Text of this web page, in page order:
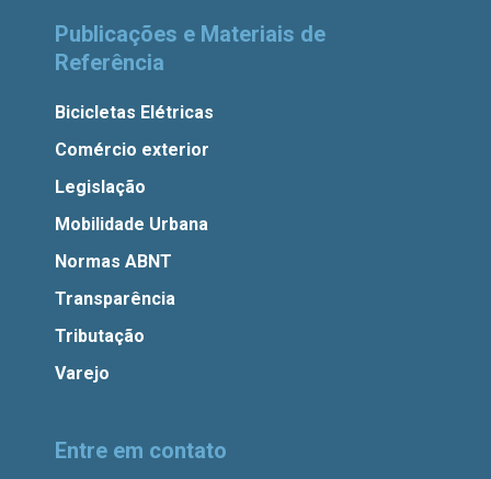
Publicações e Materiais de
Referência
Bicicletas Elétricas
Comércio exterior
Legislação
Mobilidade Urbana
Normas ABNT
Transparência
Tributação
Varejo
Entre em contato